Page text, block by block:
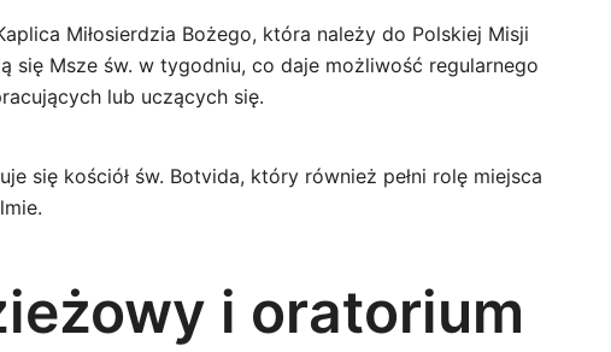
Miłosierdzia Bożego, która należy do Polskiej Misji
się Msze św. w tygodniu, co daje możliwość regularnego
lub uczących się.
się kościół św. Botvida, który również pełni rolę miejsca
i oratorium